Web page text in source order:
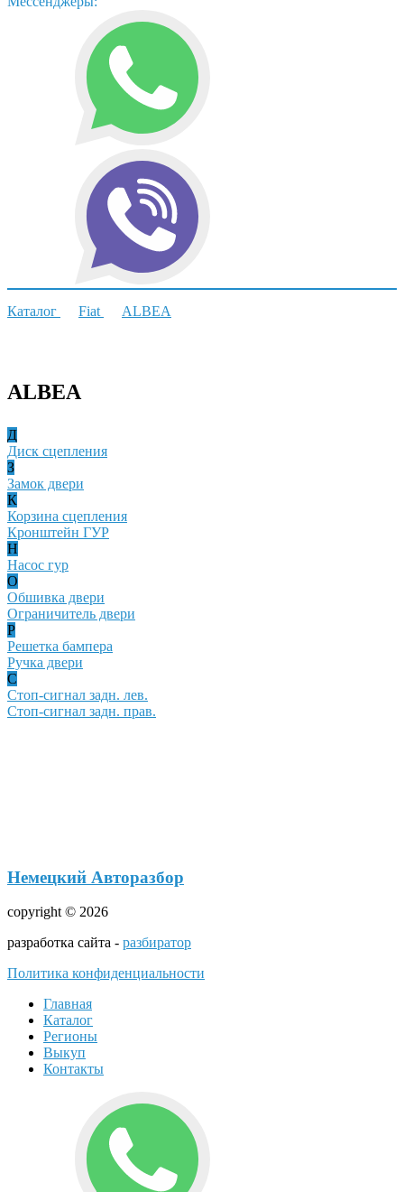
Каталог Fiat ALBEA
ALBEA
Д
Диск сцепления
З
Замок двери
К
Корзина сцепления
Кронштейн ГУР
Н
Насос гур
О
Обшивка двери
Ограничитель двери
Р
Решетка бампера
Ручка двери
С
Стоп-сигнал задн. лев.
Стоп-сигнал задн. прав.
Немецкий Авторазбор
copyright © 2026
разработка сайта - разбиратор
Политика конфиденциальности
Главная
Каталог
Регионы
Выкуп
Контакты